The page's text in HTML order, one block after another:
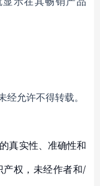
允许不得转载。
真实性、准确性和
权，未经作者和/